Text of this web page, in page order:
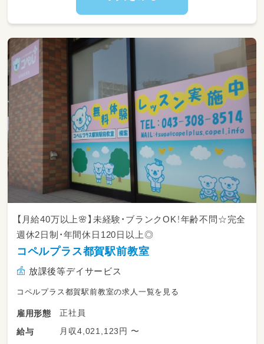
【月給40万以上🌸】未経験・ブランクOK！年齢不問☆完全
週休2日制・年間休日120日以上◎
コペルプラス都賀駅前教室
放課後等デイサービス
コペルプラス都賀駅前教室の求人一覧を見る
雇用形態
正社員
給与
月収4,021,123円 〜